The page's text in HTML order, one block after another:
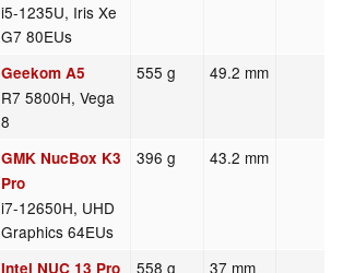
i5-1235U, Iris Xe
G7 80EUs
Geekom A5
R7 5800H, Vega
8
555 g 49.2 mm
GMK NucBox K3
Pro
i7-12650H, UHD
Graphics 64EUs
396 g 43.2 mm
Intel NUC 13 Pro
558 g 37 mm